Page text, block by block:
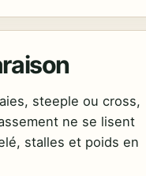
steeple ou cross,
ne se lisent
stalles et poids en